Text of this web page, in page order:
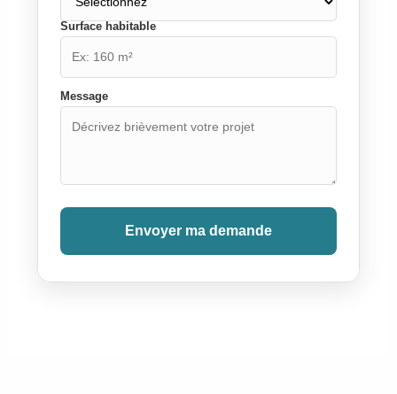
Surface habitable
Message
Envoyer ma demande